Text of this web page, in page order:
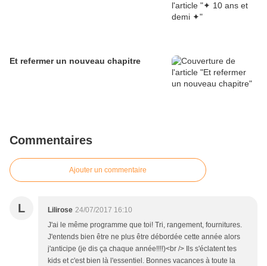
Et refermer un nouveau chapitre
Commentaires
Ajouter un commentaire
L Lilirose 24/07/2017 16:10
J'ai le même programme que toi! Tri, rangement, fournitures.
J'entends bien être ne plus être débordée cette année alors
j'anticipe (je dis ça chaque année!!!!)<br /> Ils s'éclatent tes
kids et c'est bien là l'essentiel. Bonnes vacances à toute la